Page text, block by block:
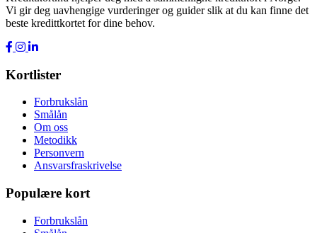
Vi gir deg uavhengige vurderinger og guider slik at du kan finne det
beste kredittkortet for dine behov.
Kortlister
Forbrukslån
Smålån
Om oss
Metodikk
Personvern
Ansvarsfraskrivelse
Populære kort
Forbrukslån